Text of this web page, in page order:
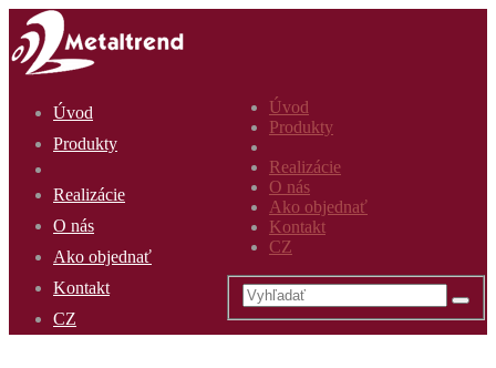
Úvod
Produkty
Realizácie
O nás
Ako objednať
Kontakt
CZ
Úvod
Produkty
Realizácie
O nás
Ako objednať
Kontakt
CZ